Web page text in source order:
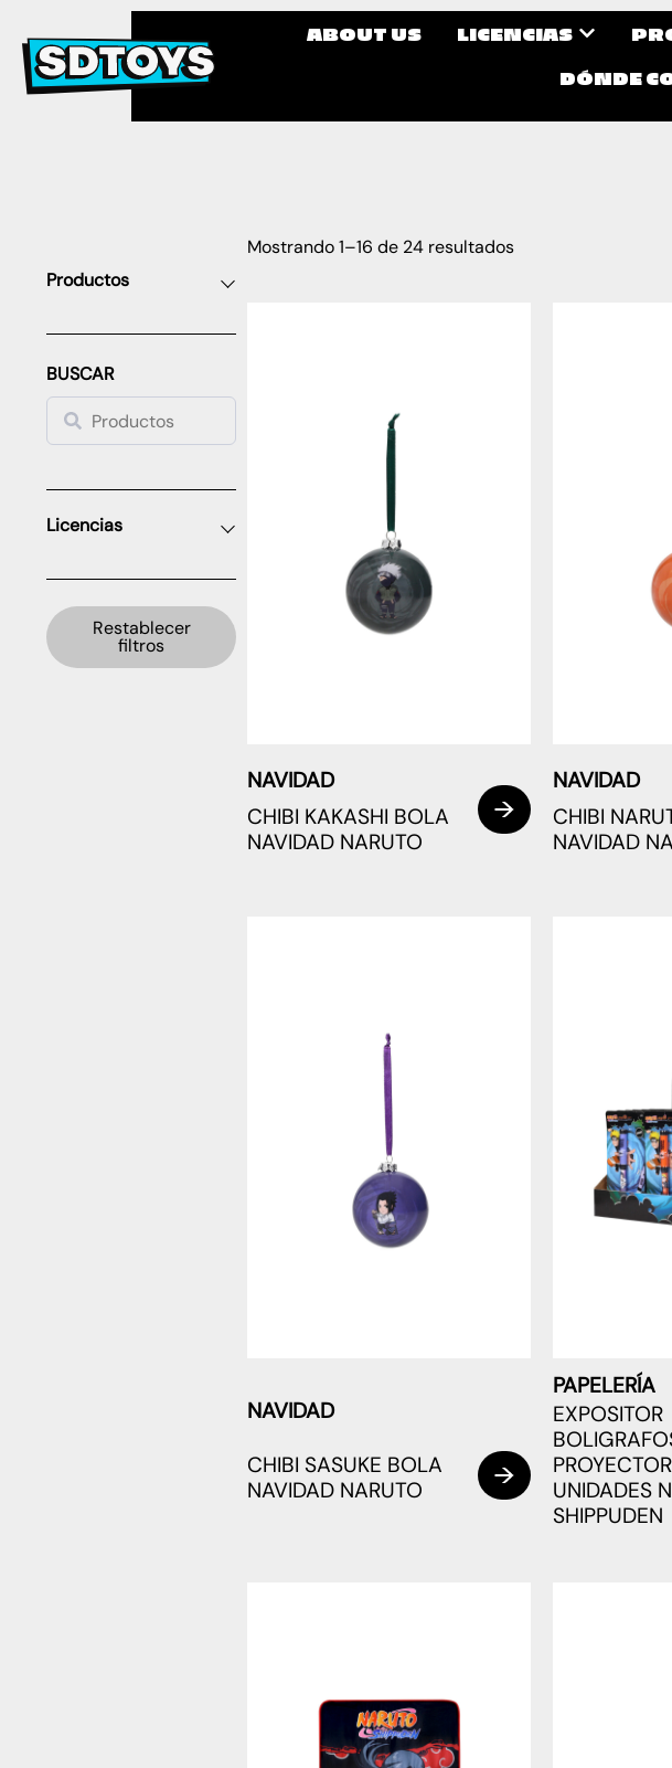
ABOUT US LICENCIAS
DÓNDE
Productos
BUSCAR
Licencias
Restablecer
filtros
Mostrando 1–16 de 24 resultados
NAVIDAD
CHIBI KAKASHI BOLA
NAVIDAD NARUTO
NAVIDAD
CHIBI
NAVIDAD
NAVIDAD
CHIBI SASUKE BOLA
NAVIDAD NARUTO
PAPELERÍA
EXPOSITOR
UNIDADES
SHIPPUDEN